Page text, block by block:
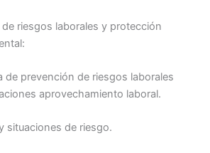
riesgos laborales y protección
de prevención de riesgos laborales
aprovechamiento laboral.
situaciones de riesgo.